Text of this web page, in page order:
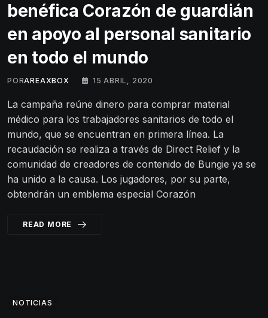
benéfica Corazón de guardián
en apoyo al personal sanitario
en todo el mundo
PORAREAXBOX 15 ABRIL, 2020
La campaña reúne dinero para comprar material
médico para los trabajadores sanitarios de todo el
mundo, que se encuentran en primera línea. La
recaudación se realiza a través de Direct Relief y la
comunidad de creadores de contenido de Bungie ya se
ha unido a la causa. Los jugadores, por su parte,
obtendrán un emblema especial Corazón
READ MORE
NOTICIAS